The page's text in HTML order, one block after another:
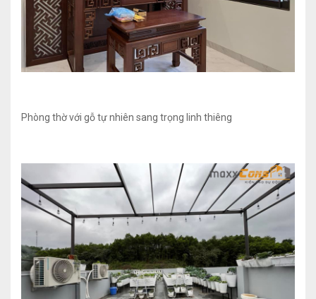
Phòng thờ với gỗ tự nhiên sang trọng linh thiêng